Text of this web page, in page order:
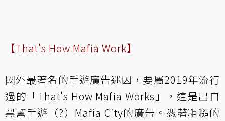
【That's How Mafia Work】
國外最著名的手遊廣告迷因，要屬2019年流行
過的「That's How Mafia Works」，這是出自
黑幫手遊（?）Mafia City的廣告。憑著粗糙的